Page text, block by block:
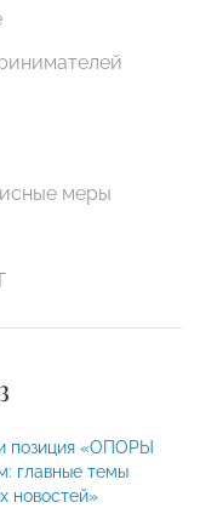
меры
позиция «ОПОРЫ
главные темы
новостей»